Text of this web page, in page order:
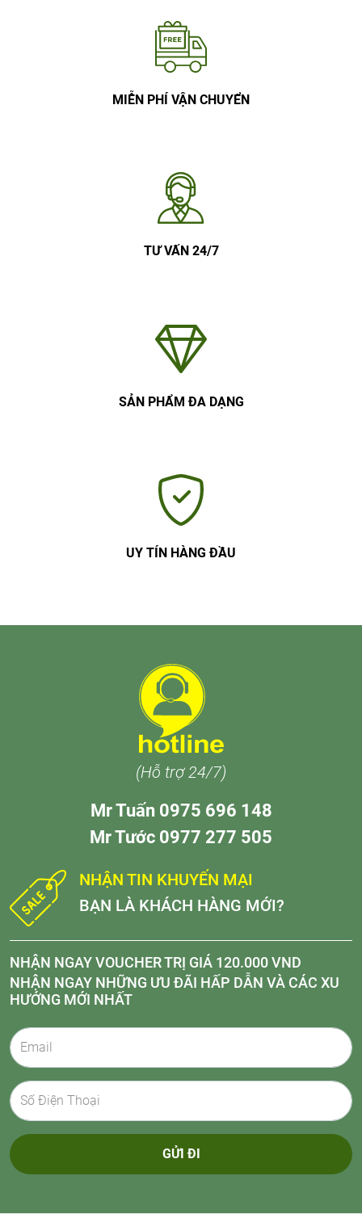
MIỄN PHÍ VẬN CHUYỂN
TƯ VẤN 24/7
SẢN PHẨM ĐA DẠNG
UY TÍN HÀNG ĐẦU
(Hỗ trợ 24/7)
Mr Tuấn 0975 696 148
Mr Tước 0977 277 505
NHẬN TIN KHUYẾN MẠI
BẠN LÀ KHÁCH HÀNG MỚI?
NHẬN NGAY VOUCHER TRỊ GIÁ 120.000 VND
NHẬN NGAY NHỮNG ƯU ĐÃI HẤP DẪN VÀ CÁC XU
HƯỚNG MỚI NHẤT
GỬI ĐI